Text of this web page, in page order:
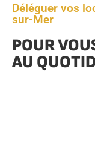
Déléguer vos
sur-Mer
POUR
AU